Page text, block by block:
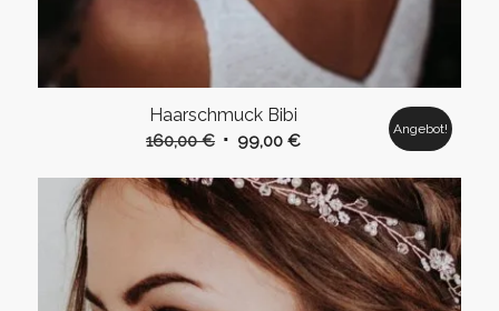
Haarschmuck Bibi
160,00€ Ursprünglicher
war:
160,00 €
99,00 €Aktueller
ist:
99,00 €.
Angebot!